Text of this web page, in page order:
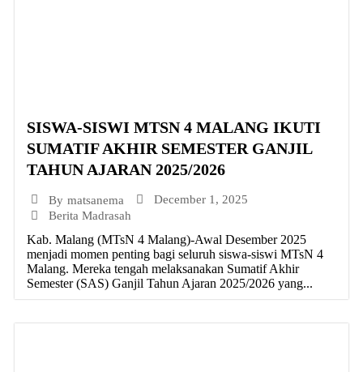
SISWA-SISWI MTSN 4 MALANG IKUTI
SUMATIF AKHIR SEMESTER GANJIL
TAHUN AJARAN 2025/2026
By matsanema
December 1, 2025
Berita Madrasah
Kab. Malang (MTsN 4 Malang)-Awal Desember 2025
menjadi momen penting bagi seluruh siswa-siswi MTsN 4
Malang. Mereka tengah melaksanakan Sumatif Akhir
Semester (SAS) Ganjil Tahun Ajaran 2025/2026 yang...